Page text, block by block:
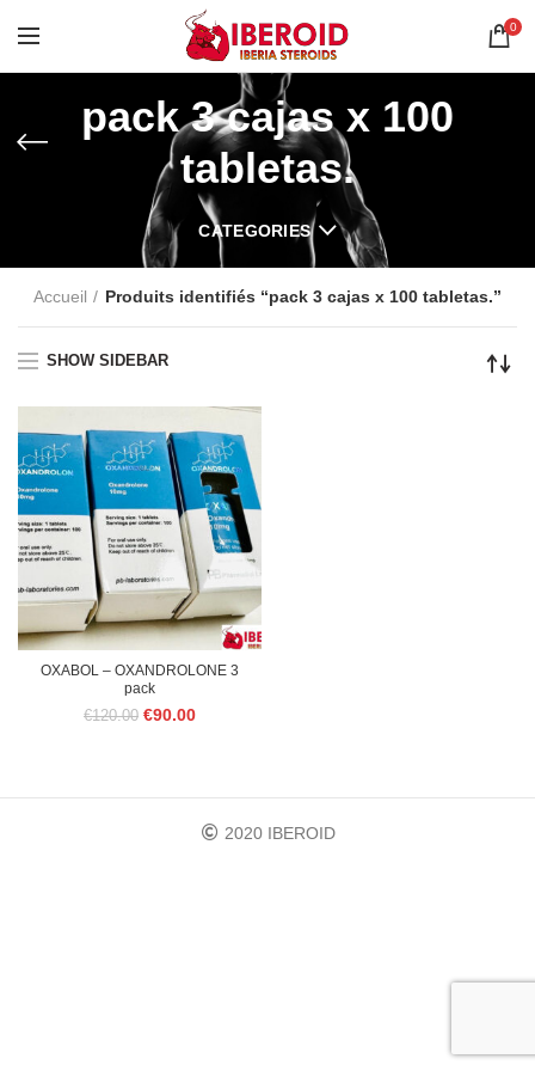
0
pack 3 cajas x 100
tabletas.
CATEGORIES
Accueil Produits identifiés “pack 3 cajas x 100 tabletas.”
SHOW SIDEBAR
OXABOL – OXANDROLONE 3
pack
€120.00 Le
€120.00.
€90.00Le
€90.00.
2020 IBEROID